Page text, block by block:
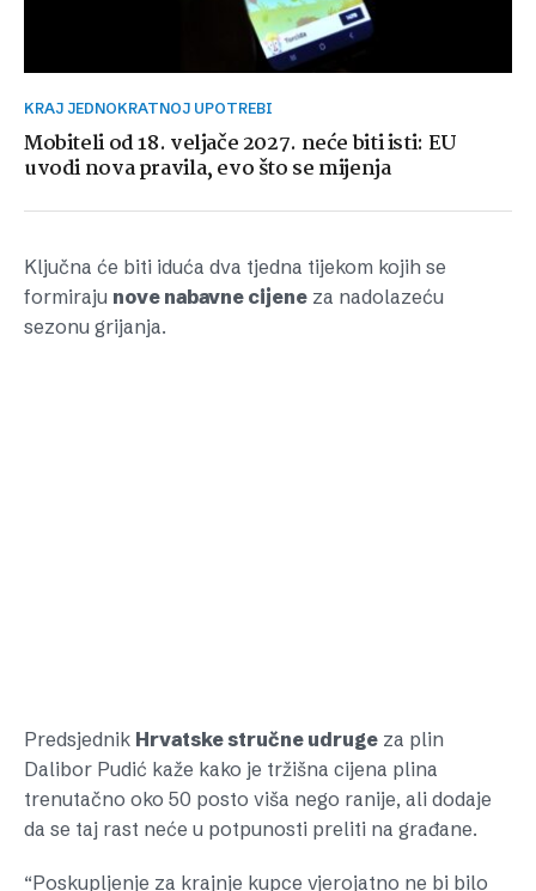
KRAJ JEDNOKRATNOJ UPOTREBI
Mobiteli od 18. veljače 2027. neće biti isti: EU
uvodi nova pravila, evo što se mijenja
Ključna će biti iduća dva tjedna tijekom kojih se
formiraju nove nabavne cijene za nadolazeću
sezonu grijanja.
Predsjednik Hrvatske stručne udruge za plin
Dalibor Pudić kaže kako je tržišna cijena plina
trenutačno oko 50 posto viša nego ranije, ali dodaje
da se taj rast neće u potpunosti preliti na građane.
“Poskupljenje za krajnje kupce vjerojatno ne bi bilo